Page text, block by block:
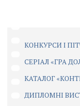
КОНКУРСИ І
CЕРІАЛ «ГРА
КАТАЛОГ
ДИПЛОМНІ